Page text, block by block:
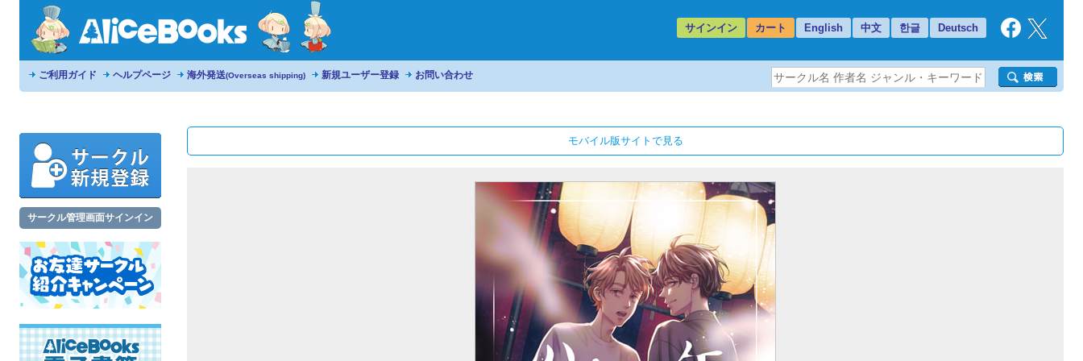
サインイン カート English 中文 한글 Deutsch
ご利用ガイド ヘルプページ 海外発送(Overseas shipping) 新規ユーザー登録 お問い合わせ
サークル管理画面サインイン
モバイル版サイトで見る